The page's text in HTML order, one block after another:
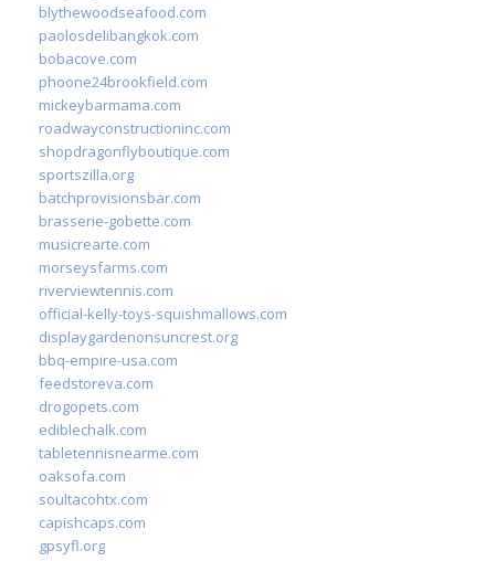
blythewoodseafood.com
paolosdelibangkok.com
bobacove.com
phoone24brookfield.com
mickeybarmama.com
roadwayconstructioninc.com
shopdragonflyboutique.com
sportszilla.org
batchprovisionsbar.com
brasserie-gobette.com
musicrearte.com
morseysfarms.com
riverviewtennis.com
official-kelly-toys-squishmallows.com
displaygardenonsuncrest.org
bbq-empire-usa.com
feedstoreva.com
drogopets.com
ediblechalk.com
tabletennisnearme.com
oaksofa.com
soultacohtx.com
capishcaps.com
gpsyfl.org